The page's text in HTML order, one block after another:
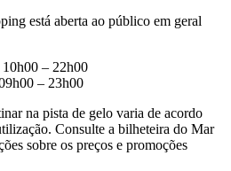
está aberta ao público em geral
10h00 – 22h00
– 23h00
na pista de gelo varia de acordo
Consulte a bilheteira do Mar
sobre os preços e promoções